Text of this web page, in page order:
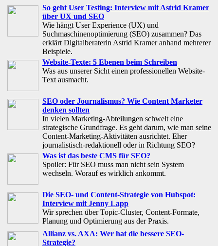
So geht User Testing: Interview mit Astrid Kramer
über UX und SEO
Wie hängt User Experience (UX) und
Suchmaschinenoptimierung (SEO) zusammen? Das
erklärt Digitalberaterin Astrid Kramer anhand mehrerer
Beispiele.
Website-Texte: 5 Ebenen beim Schreiben
Was aus unserer Sicht einen professionellen Website-
Text ausmacht.
SEO oder Journalismus? Wie Content Marketer
denken sollten
In vielen Marketing-Abteilungen schwelt eine
strategische Grundfrage. Es geht darum, wie man seine
Content-Marketing-Aktivitäten ausrichtet. Eher
journalistisch-redaktionell oder in Richtung SEO?
Was ist das beste CMS für SEO?
Spoiler: Für SEO muss man nicht sein System
wechseln. Worauf es wirklich ankommt.
Die SEO- und Content-Strategie von Hubspot:
Interview mit Jenny Lapp
Wir sprechen über Topic-Cluster, Content-Formate,
Planung und Optimierung aus der Praxis.
Allianz vs. AXA: Wer hat die bessere SEO-
Strategie?